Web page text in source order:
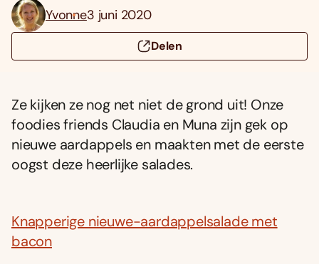
Yvonne3 juni 2020
Delen
Ze kijken ze nog net niet de grond uit! Onze
foodies friends Claudia en Muna zijn gek op
nieuwe aardappels en maakten met de eerste
oogst deze heerlijke salades.
Knapperige nieuwe-aardappelsalade met
bacon